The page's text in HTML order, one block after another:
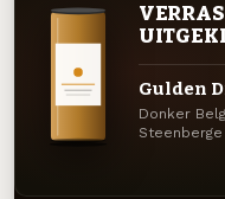
Gulden
Donker
Steenberge